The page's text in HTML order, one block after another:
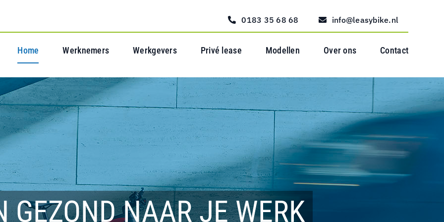
0183 35 68 68 info@leasybike.nl
Home Werknemers Werkgevers Privé lease Modellen Over ons Contact
GEZOND NAAR JE WERK